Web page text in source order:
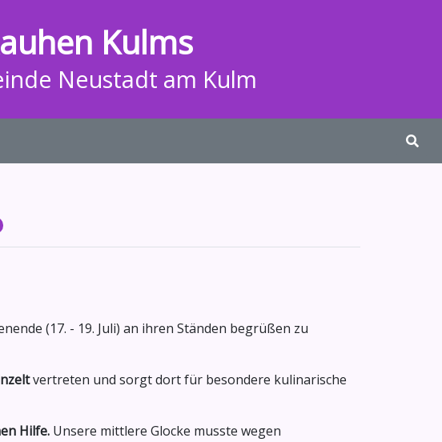
Kulms
Neustadt am Kulm
(17. - 19. Juli) an ihren Ständen begrüßen zu
vertreten und sorgt dort für besondere kulinarische
Hilfe. Unsere mittlere Glocke musste wegen